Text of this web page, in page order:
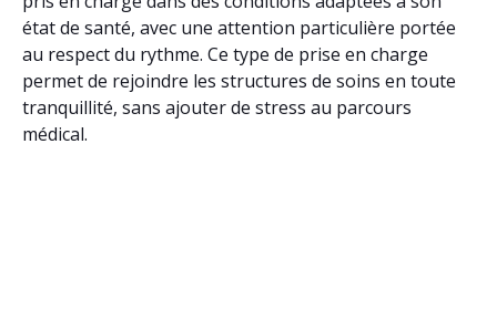
état de santé, avec une attention particulière portée
au respect du rythme. Ce type de prise en charge
permet de rejoindre les structures de soins en toute
tranquillité, sans ajouter de stress au parcours
médical.